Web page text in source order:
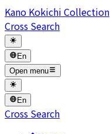
Kano Kokichi Collection
Cross Search
En
Open menu
En
Cross Search